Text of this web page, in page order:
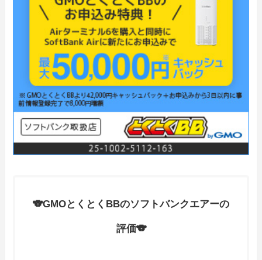
🐨GMOとくとくBBのソフトバンクエアーの
評価🐨